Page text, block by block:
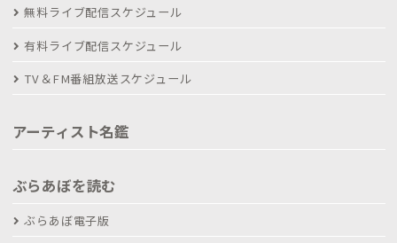
無料ライブ配信スケジュール
有料ライブ配信スケジュール
TV＆FM番組放送スケジュール
アーティスト名鑑
ぶらあぼを読む
ぶらあぼ電子版